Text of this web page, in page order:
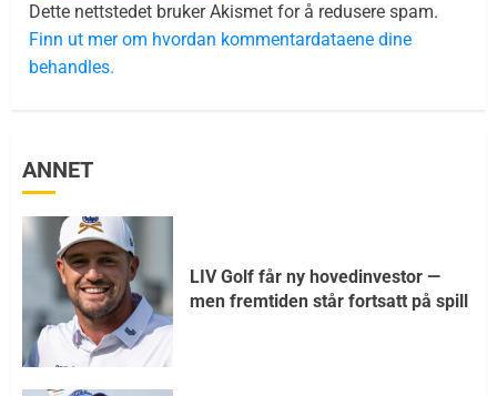
Dette nettstedet bruker Akismet for å redusere spam.
Finn ut mer om hvordan kommentardataene dine
behandles.
ANNET
LIV Golf får ny hovedinvestor —
men fremtiden står fortsatt på spill